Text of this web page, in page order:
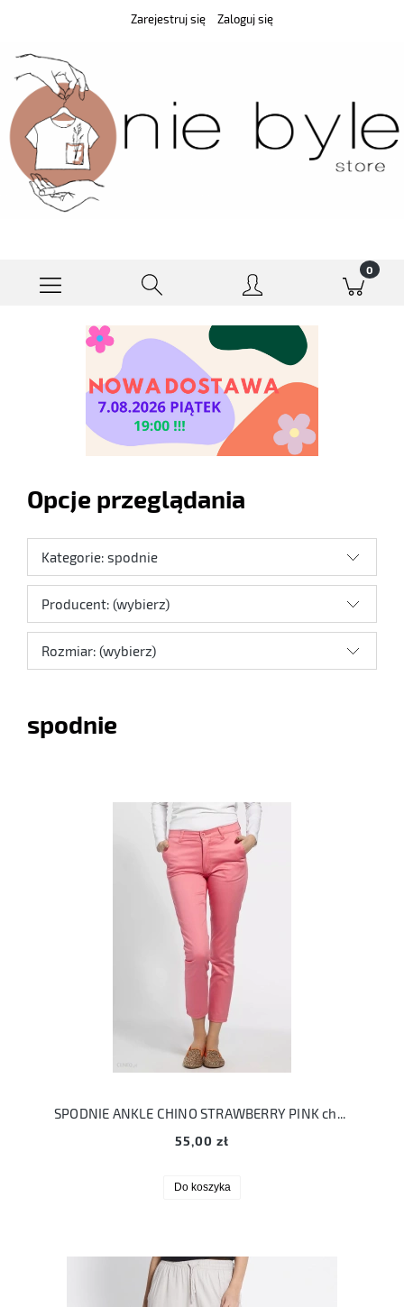
Zarejestruj się Zaloguj się
Opcje przeglądania
Kategorie: spodnie
Producent: (wybierz)
Rozmiar: (wybierz)
spodnie
SPODNIE ANKLE CHINO STRAWBERRY PINK cheap monday 30 M
55,00 zł
Do koszyka